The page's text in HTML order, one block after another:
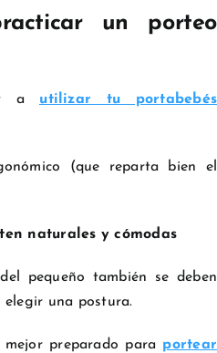
un porteo
y a utilizar tu portabebés
(que reparta bien el
naturales y cómodas
pequeño también se deben
una postura.
preparado para portear